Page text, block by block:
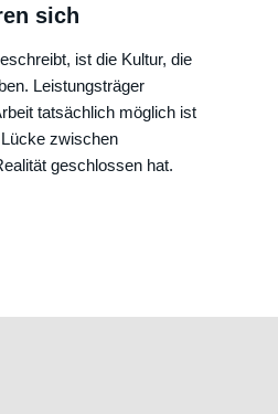
sich
ist die Kultur, die
Leistungsträger
tatsächlich möglich ist
zwischen
geschlossen hat.